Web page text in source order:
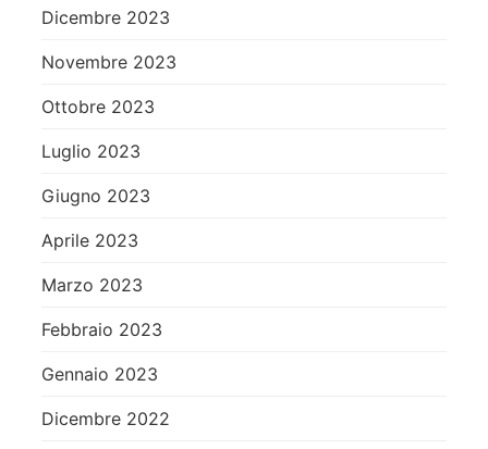
Dicembre 2023
Novembre 2023
Ottobre 2023
Luglio 2023
Giugno 2023
Aprile 2023
Marzo 2023
Febbraio 2023
Gennaio 2023
Dicembre 2022